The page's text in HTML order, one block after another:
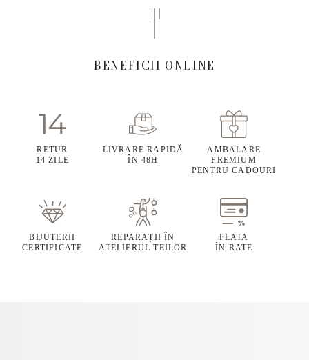
BENEFICII ONLINE
RETUR
14 ZILE
LIVRARE RAPIDĂ
ÎN 48H
AMBALARE
PREMIUM
PENTRU CADOURI
BIJUTERII
CERTIFICATE
REPARAȚII ÎN
ATELIERUL TEILOR
PLATA
ÎN RATE